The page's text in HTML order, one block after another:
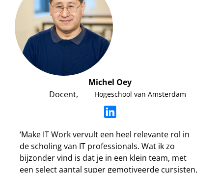
Michel Oey
Docent,
Hogeschool van Amsterdam
‘Make IT Work vervult een heel relevante rol in
de scholing van IT professionals. Wat ik zo
bijzonder vind is dat je in een klein team, met
een select aantal super gemotiveerde cursisten,